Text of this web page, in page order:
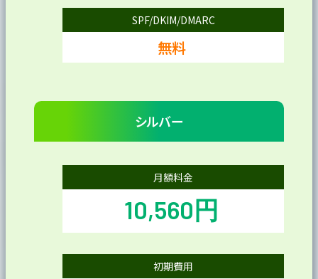
SPF/DKIM/DMARC
無料
シルバー
月額料金
10,560円
初期費用